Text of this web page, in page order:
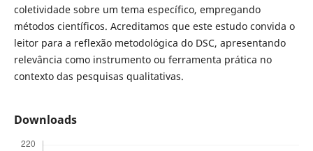
coletividade sobre um tema específico, empregando
métodos científicos. Acreditamos que este estudo convida o
leitor para a reflexão metodológica do DSC, apresentando
relevância como instrumento ou ferramenta prática no
contexto das pesquisas qualitativas.
Downloads